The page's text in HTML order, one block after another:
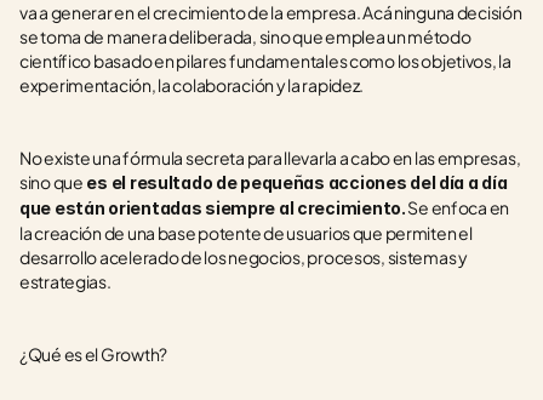
va a generar en el crecimiento de la empresa. Acá ninguna decisión
se toma de manera deliberada, sino que emplea un método
científico basado en pilares fundamentales como los objetivos, la
experimentación, la colaboración y la rapidez.
No existe una fórmula secreta para llevarla a cabo en las empresas,
sino que es el resultado de pequeñas acciones del día a día
que están orientadas siempre al crecimiento. Se enfoca en
la creación de una base potente de usuarios que permiten el
desarrollo acelerado de los negocios, procesos, sistemas y
estrategias.
¿Qué es el Growth?